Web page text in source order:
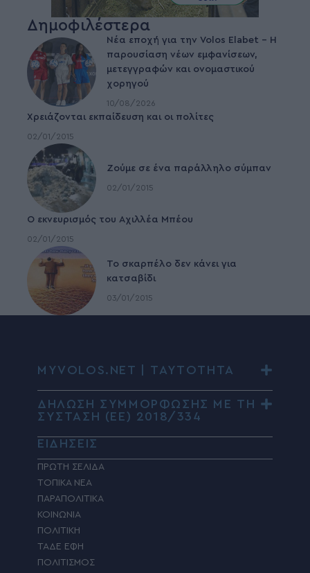
Δημοφιλέστερα
Νέα εποχή για την Volos Elabet – H
παρουσίαση νέων εμφανίσεων,
μετεγγραφών και ονομαστικού
χορηγού
10/08/2026
Χρειάζονται εκπαίδευση και οι πολίτες
02/01/2015
Ζούμε σε ένα παράλληλο σύμπαν
02/01/2015
Ο εκνευρισμός του Αχιλλέα Μπέου
02/01/2015
To σκαρπέλο δεν κάνει για
κατσαβίδι
03/01/2015
MYVOLOS.NET | ΤΑΥΤΟΤΗΤΑ
ΔΗΛΩΣΗ ΣΥΜΜΟΡΦΩΣΗΣ ΜΕ ΤΗ
ΣΥΣΤΑΣΗ (ΕΕ) 2018/334
ΕΙΔΗΣΕΙΣ
ΠΡΩΤΗ ΣΕΛΙΔΑ
ΤΟΠΙΚΑ ΝΕΑ
ΠΑΡΑΠΟΛΙΤΙΚΑ
ΚΟΙΝΩΝΙΑ
ΠΟΛΙΤΙΚΗ
ΤΑΔΕ ΕΦΗ
ΠΟΛΙΤΙΣΜΟΣ